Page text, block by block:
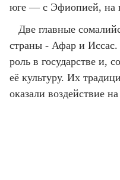
юге — с Эфиопией, на
Две главные
страны - Афар и
роль в государстве и,
её культуру. Их
оказали воздействие